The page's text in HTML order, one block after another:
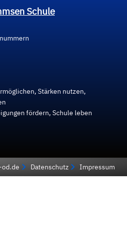
Schule
Stärken nutzen,
fördern, Schule leben
Datenschutz Impressum